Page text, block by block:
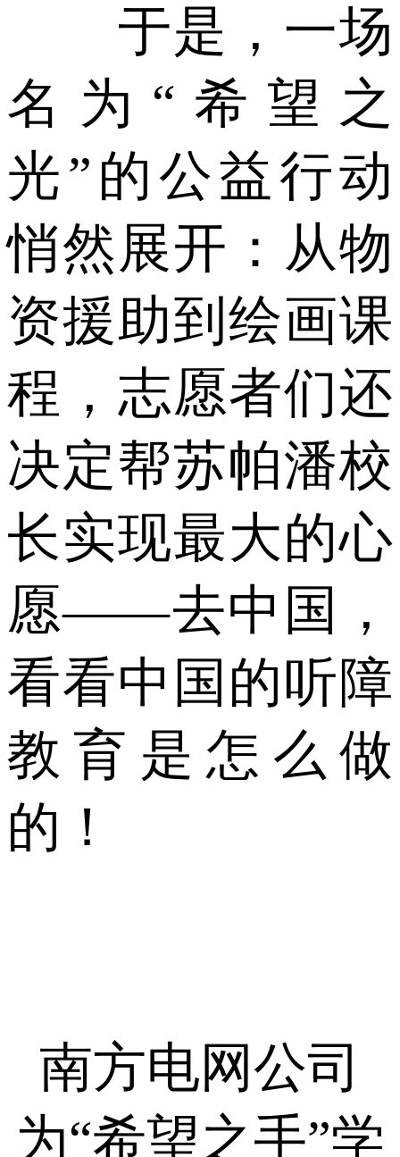
于是，一场
名为“希望之
光”的公益行动
悄然展开：从物
资援助到绘画课
程，志愿者们还
决定帮苏帕潘校
长实现最大的心
愿——去中国，
看看中国的听障
教育是怎么做
的！
南方电网公司
为“希望之手”学